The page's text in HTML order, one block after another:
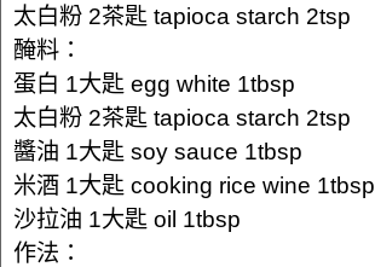
太白粉 2茶匙 tapioca starch 2tsp
醃料：
蛋白 1大匙 egg white 1tbsp
太白粉 2茶匙 tapioca starch 2tsp
醬油 1大匙 soy sauce 1tbsp
米酒 1大匙 cooking rice wine 1tbsp
沙拉油 1大匙 oil 1tbsp
作法：